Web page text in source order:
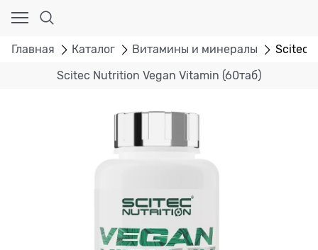
Главная Каталог Витамины и минералы Scitec
Scitec Nutrition Vegan Vitamin (60таб)